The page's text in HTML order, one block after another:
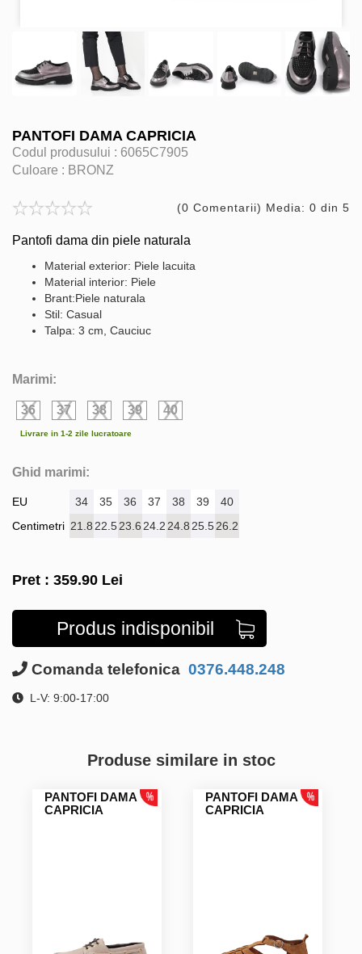
PANTOFI DAMA CAPRICIA
Codul produsului : 6065C7905
Culoare : BRONZ
(0 Comentarii) Media: 0 din 5
Pantofi dama din piele naturala
Material exterior: Piele lacuita
Material interior: Piele
Brant:Piele naturala
Stil: Casual
Talpa: 3 cm, Cauciuc
Marimi:
36 37 38 39 40
Livrare in 1-2 zile lucratoare
Ghid marimi:
EU
Centimetri
34 35 36 37 38 39
40
21.8 22.523.6 24.2 24.8 25.526.2
Pret : 359.90 Lei
Produs indisponibil
Comanda telefonica 0376.448.248
L-V: 9:00-17:00
Produse similare in stoc
PANTOFI DAMA
CAPRICIA
PANTOFI DAMA
CAPRICIA